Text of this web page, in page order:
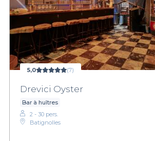
5,0 (7)
Drevici Oyster
Bar à huîtres
2 - 30 pers.
Batignolles